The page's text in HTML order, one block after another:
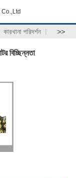
কারখানা পরিদর্শন >>
বিচ্ছিন্নতা